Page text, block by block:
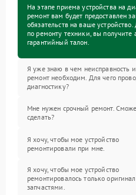
На этапе приема устройства на
ремонт вам будет предоставлен
обязательств на ваше
по ремонту техники, вы получите
гарантийный талон.
Я уже знаю в чем неисправность
ремонт необходим. Для чего
диагностику?
Мне нужен срочный ремонт.
сделать?
Я хочу, чтобы мое устройство
ремонтировали при мне.
Я хочу, чтобы мое устройство
ремонтировалось только
запчастями.